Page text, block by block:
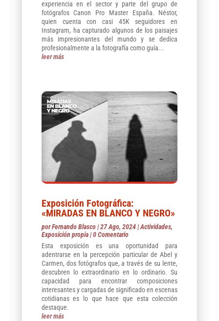
experiencia en el sector y parte del grupo de
fotógrafos Canon Pro Master España. Néstor,
quien cuenta con casi 45K seguidores en
Instagram, ha capturado algunos de los paisajes
más impresionantes del mundo y se dedica
profesionalmente a la fotografía como guía...
leer más
Exposición Fotográfica:
«MIRADAS EN BLANCO Y NEGRO»
porFernando Blasco|27 Ago, 2024|Actividades,
Exposición propia| 0 Comentario
Esta exposición es una oportunidad para
adentrarse en la percepción particular de Abel y
Carmen, dos fotógrafos que, a través de su lente,
descubren lo extraordinario en lo ordinario. Su
capacidad para encontrar composiciones
interesantes y cargadas de significado en escenas
cotidianas es lo que hace que esta colección
destaque.
leer más